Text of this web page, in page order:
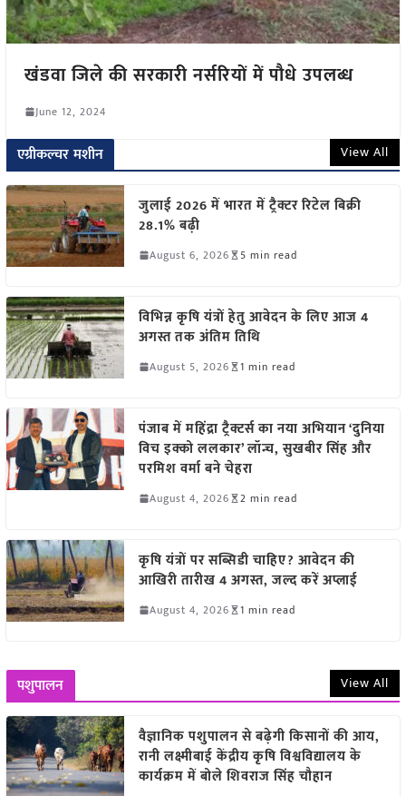
खंडवा जिले की सरकारी नर्सरियों में पौधे उपलब्ध
June 12, 2024
एग्रीकल्चर मशीन View All
जुलाई 2026 में भारत में ट्रैक्टर रिटेल बिक्री
28.1% बढ़ी
August 6, 2026 5 min read
विभिन्न कृषि यंत्रों हेतु आवेदन के लिए आज 4
अगस्त तक अंतिम तिथि
August 5, 2026 1 min read
पंजाब में महिंद्रा ट्रैक्टर्स का नया अभियान ‘दुनिया
विच इक्को ललकार’ लॉन्च, सुखबीर सिंह और
परमिश वर्मा बने चेहरा
August 4, 2026 2 min read
कृषि यंत्रों पर सब्सिडी चाहिए? आवेदन की
आखिरी तारीख 4 अगस्त, जल्द करें अप्लाई
August 4, 2026 1 min read
पशुपालन View All
वैज्ञानिक पशुपालन से बढ़ेगी किसानों की आय,
रानी लक्ष्मीबाई केंद्रीय कृषि विश्वविद्यालय के
कार्यक्रम में बोले शिवराज सिंह चौहान